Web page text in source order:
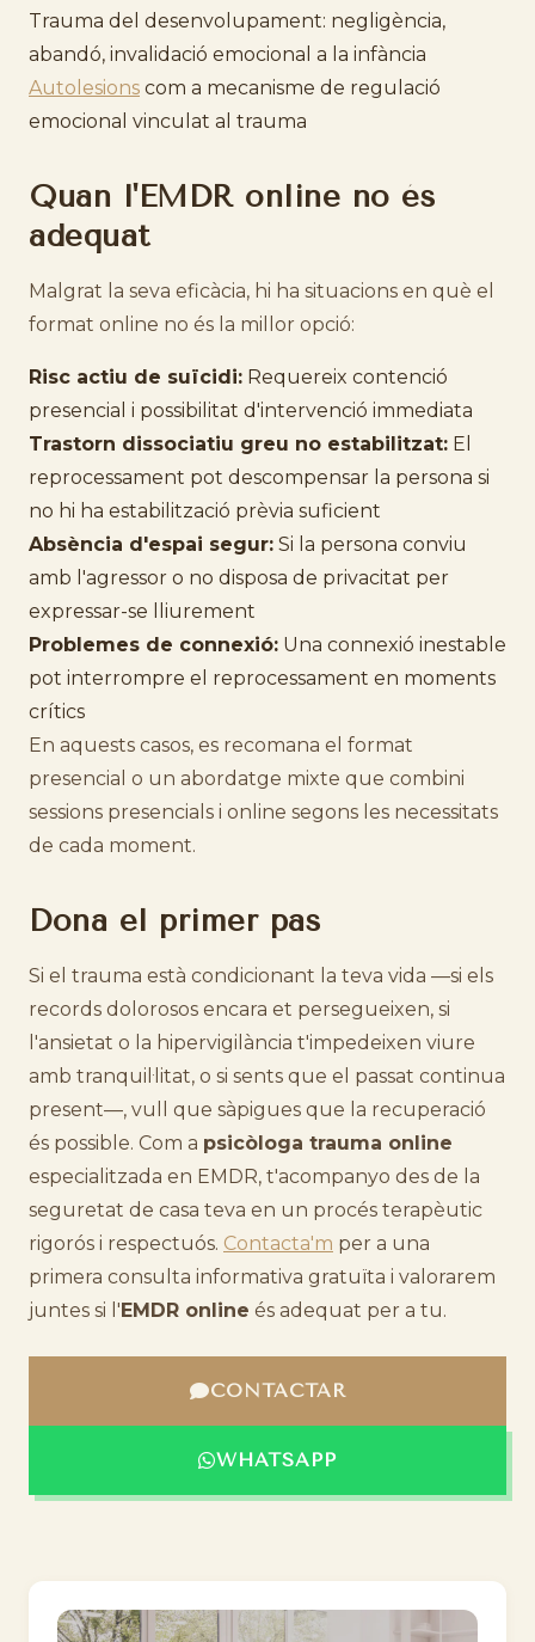
Trauma del desenvolupament: negligència,
abandó, invalidació emocional a la infància
Autolesions com a mecanisme de regulació
emocional vinculat al trauma
Quan l'EMDR online no és
adequat
Malgrat la seva eficàcia, hi ha situacions en què el
format online no és la millor opció:
Risc actiu de suïcidi: Requereix contenció
presencial i possibilitat d'intervenció immediata
Trastorn dissociatiu greu no estabilitzat: El
reprocessament pot descompensar la persona si
no hi ha estabilització prèvia suficient
Absència d'espai segur: Si la persona conviu
amb l'agressor o no disposa de privacitat per
expressar-se lliurement
Problemes de connexió: Una connexió inestable
pot interrompre el reprocessament en moments
crítics
En aquests casos, es recomana el format
presencial o un abordatge mixte que combini
sessions presencials i online segons les necessitats
de cada moment.
Dona el primer pas
Si el trauma està condicionant la teva vida —si els
records dolorosos encara et persegueixen, si
l'ansietat o la hipervigilància t'impedeixen viure
amb tranquil·litat, o si sents que el passat continua
present—, vull que sàpigues que la recuperació
és possible. Com a psicòloga trauma online
especialitzada en EMDR, t'acompanyo des de la
seguretat de casa teva en un procés terapèutic
rigorós i respectuós. Contacta'm per a una
primera consulta informativa gratuïta i valorarem
juntes si l'EMDR online és adequat per a tu.
CONTACTAR
WHATSAPP